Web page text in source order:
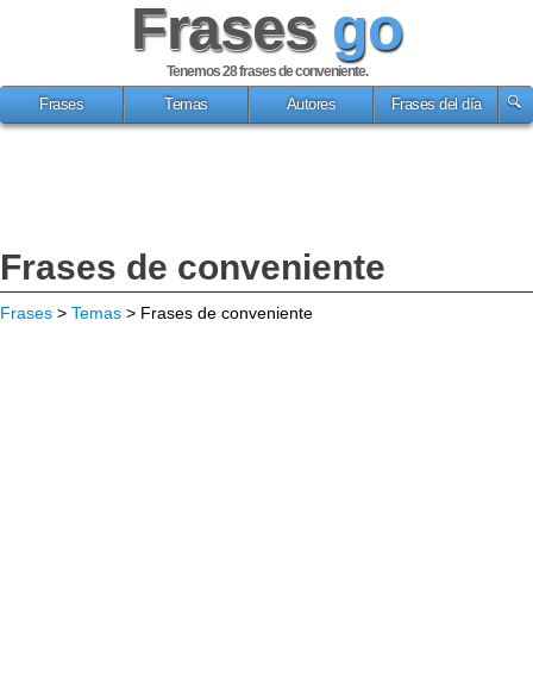
Frases go
Tenemos 28frases de conveniente.
Frases
Temas Autores Frases del día
Frases de conveniente
Frases > Temas > Frases de conveniente